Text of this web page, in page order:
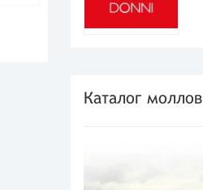
Каталог моллов